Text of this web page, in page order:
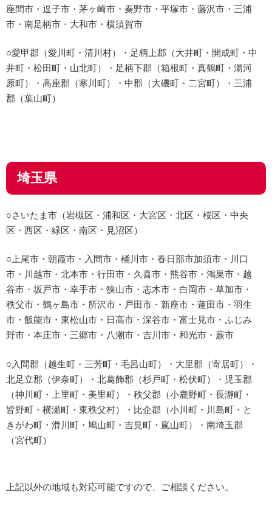
座間市・逗子市・茅ヶ崎市・秦野市・平塚市・藤沢市・三浦
市・南足柄市・大和市・横須賀市
○愛甲郡（愛川町・清川村）・足柄上郡（大井町・開成町・中
井町・松田町・山北町）・足柄下郡（箱根町・真鶴町・湯河
原町）・高座郡（寒川町）・中郡（大磯町・二宮町）・三浦
郡（葉山町）
埼玉県
○さいたま市（岩槻区・浦和区・大宮区・北区・桜区・中央
区・西区・緑区・南区・見沼区）
○上尾市・朝霞市・入間市・桶川市・春日部市加須市・川口
市・川越市・北本市・行田市・久喜市・熊谷市・鴻巣市・越
谷市・坂戸市・幸手市・狭山市・志木市・白岡市・草加市・
秩父市・鶴ヶ島市・所沢市・戸田市・新座市・蓮田市・羽生
市・飯能市・東松山市・日高市・深谷市・富士見市・ふじみ
野市・本庄市・三郷市・八潮市・吉川市・和光市・蕨市
○入間郡（越生町・三芳町・毛呂山町）・大里郡（寄居町）・
北足立郡（伊奈町）・北葛飾郡（杉戸町・松伏町）・児玉郡
（神川町・上里町・美里町）・秩父郡（小鹿野町・長瀞町・
皆野町・横瀬町・東秩父村）・比企郡（小川町・川島町・と
きがわ町・滑川町・鳩山町・吉見町・嵐山町）・南埼玉郡
（宮代町）
上記以外の地域も対応可能ですので、ご相談ください。